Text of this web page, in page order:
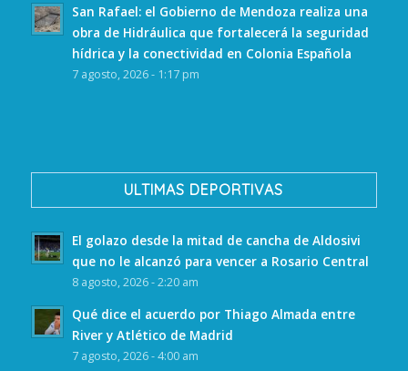
San Rafael: el Gobierno de Mendoza realiza una
obra de Hidráulica que fortalecerá la seguridad
hídrica y la conectividad en Colonia Española
7 agosto, 2026 - 1:17 pm
ULTIMAS DEPORTIVAS
El golazo desde la mitad de cancha de Aldosivi
que no le alcanzó para vencer a Rosario Central
8 agosto, 2026 - 2:20 am
Qué dice el acuerdo por Thiago Almada entre
River y Atlético de Madrid
7 agosto, 2026 - 4:00 am